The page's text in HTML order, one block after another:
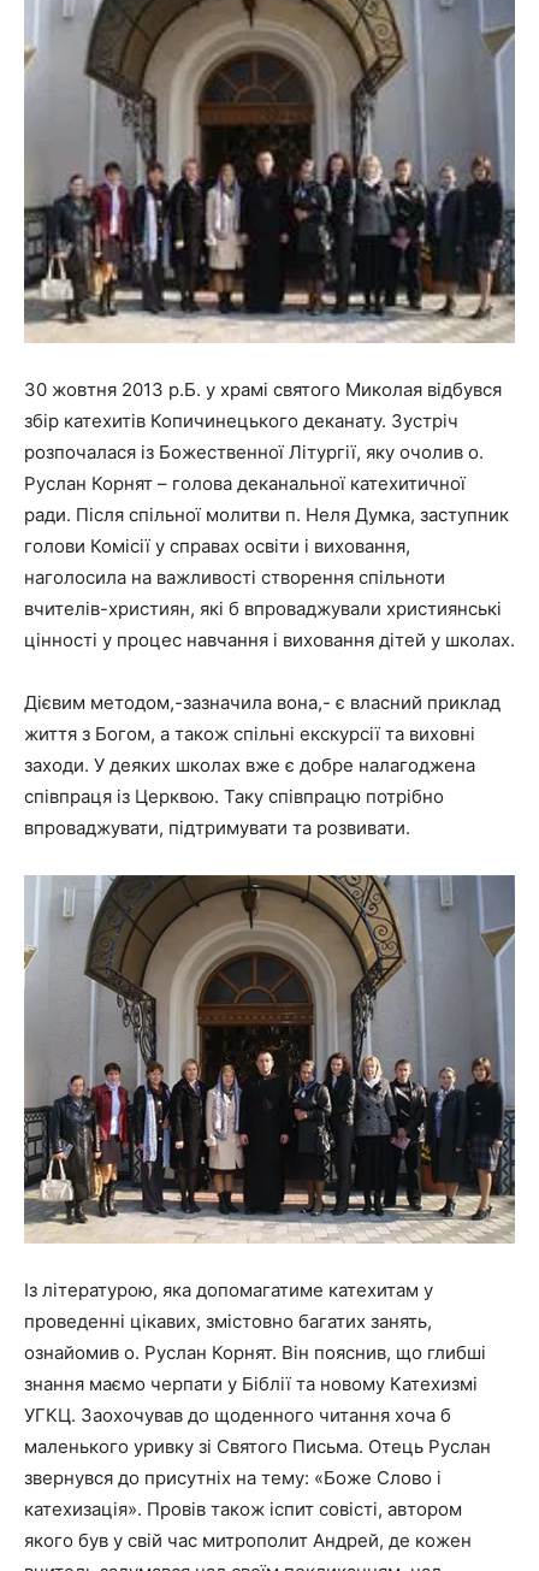
30 жовтня 2013 р.Б. у храмі святого Миколая відбувся
збір катехитів Копичинецького деканату. Зустріч
розпочалася із Божественної Літургії, яку очолив о.
Руслан Корнят – голова деканальної катехитичної
ради. Після спільної молитви п. Неля Думка, заступник
голови Комісії у справах освіти і виховання,
наголосила на важливості створення спільноти
вчителів-християн, які б впроваджували християнські
цінності у процес навчання і виховання дітей у школах.
Дієвим методом,-зазначила вона,- є власний приклад
життя з Богом, а також спільні екскурсії та виховні
заходи. У деяких школах вже є добре налагоджена
співпраця із Церквою. Таку співпрацю потрібно
впроваджувати, підтримувати та розвивати.
Із літературою, яка допомагатиме катехитам у
проведенні цікавих, змістовно багатих занять,
ознайомив о. Руслан Корнят. Він пояснив, що глибші
знання маємо черпати у Біблії та новому Катехизмі
УГКЦ. Заохочував до щоденного читання хоча б
маленького уривку зі Святого Письма. Отець Руслан
звернувся до присутніх на тему: «Боже Слово і
катехизація». Провів також іспит совісті, автором
якого був у свій час митрополит Андрей, де кожен